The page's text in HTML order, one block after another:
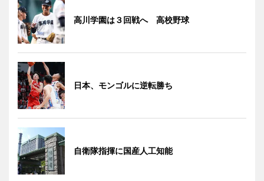
高川学園は３回戦へ 高校野球
日本、モンゴルに逆転勝ち
自衛隊指揮に国産人工知能